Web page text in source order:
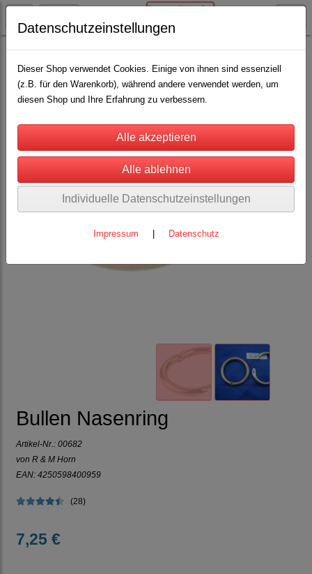
Rinderhaltung Nasenringe, Nasenbremsen und Bullenführstab(22)
Bullen Nasenring
Artikel-Nr.: 00682
von R & M Horn
EAN: 4250598400959
(28)
7,25 €
Datenschutzeinstellungen
Dieser Shop verwendet Cookies. Einige von ihnen sind essenziell
(z.B. für den Warenkorb), während andere verwendet werden, um
diesen Shop und Ihre Erfahrung zu verbessern.
Individuelle Datenschutzeinstellungen
Impressum Datenschutz